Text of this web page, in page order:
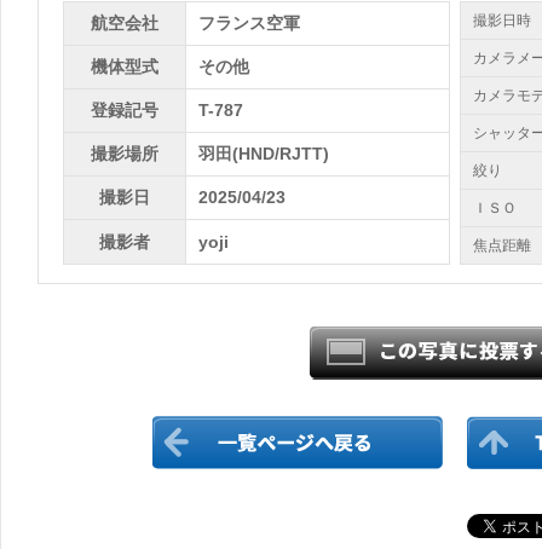
航空会社 フランス空軍
機体型式 その他
登録記号 T-787
撮影場所 羽田(HND/RJTT)
撮影日 2025/04/23
撮影者 yoji
撮影日時
カメラメ
カメラモ
シャッタ
絞り
ＩＳＯ
焦点距離